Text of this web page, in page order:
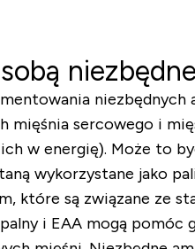
niezbędnych
sercowego i
ich w energię). Może to
wykorzystane jako
które są związane ze
i EAA mogą pomóc